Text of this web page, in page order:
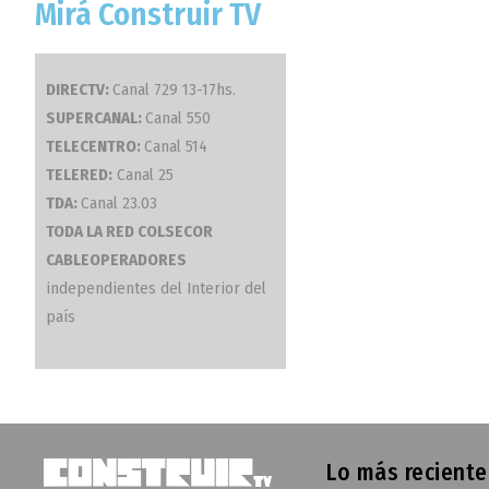
Mirá Construir TV
DIRECTV: Canal 729 13-17hs.
SUPERCANAL: Canal 550
TELECENTRO: Canal 514
TELERED: Canal 25
TDA: Canal 23.03
TODA LA RED COLSECOR
CABLEOPERADORES
independientes del Interior del
país
Lo más reciente